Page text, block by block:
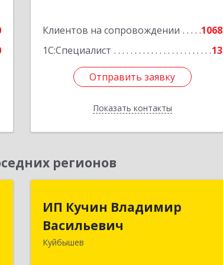
Клиентов на сопровождении
1068
1С:Специалист
13
Отправить заявку
Показать контакты
Отправить заявку
Назад
регионов
ИП Кучин Владимир
Васильевич
Куйбышев
Васильевич